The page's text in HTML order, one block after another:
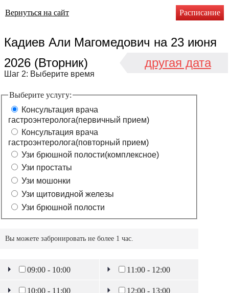
Вернуться на сайт Расписание
Кадиев Али Магомедович на 23 июня
2026 (Вторник)
другая дата
Шаг 2: Выберите время
Выберите услугу:
Консультация врача
гастроэнтеролога(первичный прием)
Консультация врача
гастроэнтеролога(повторный прием)
Узи брюшной полости(комплексное)
Узи простаты
Узи мошонки
Узи щитовидной железы
Узи брюшной полости
Вы можете забронировать не более 1 час.
09:00 - 10:00
10:00 - 11:00
11:00 - 12:00
12:00 - 13:00